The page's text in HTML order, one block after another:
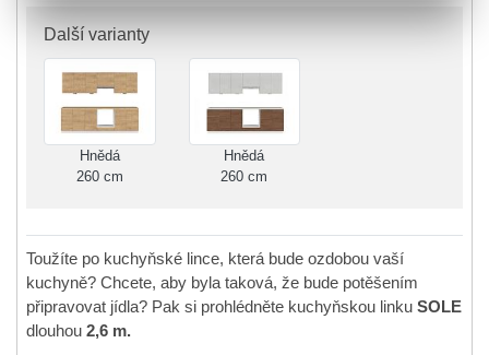
Další varianty
Hnědá
260 cm
Hnědá
260 cm
Toužíte po kuchyňské lince, která bude ozdobou vaší
kuchyně? Chcete, aby byla taková, že bude potěšením
připravovat jídla? Pak si prohlédněte kuchyňskou linku SOLE
dlouhou 2,6 m.